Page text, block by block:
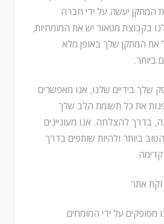
המתקן יעשה על ידי חברה
בקבוצת מטאור יש את המומחיות,
את המתקן שלך באופן מלא
ביותר.
בידיים שלנו, אנו מאפשרים
את כל תשומת הלב שלך
בדרך להצלחה. אנו מעוניינים
ביותר ולהיות שותפים בדרך
אתר
מסופקים על ידי המומחים